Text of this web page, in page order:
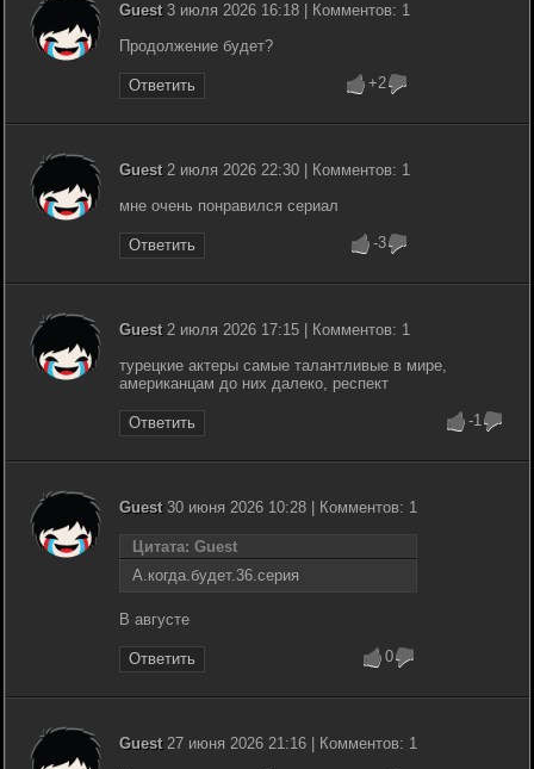
Guest3 июля 2026 16:18 | Комментов: 1
Продолжение будет?
Ответить +2
Guest2 июля 2026 22:30 | Комментов: 1
мне очень понравился сериал
Ответить -3
Guest2 июля 2026 17:15 | Комментов: 1
турецкие актеры самые талантливые в мире,
американцам до них далеко, респект
Ответить -1
Guest30 июня 2026 10:28 | Комментов: 1
Цитата: Guest
А.когда.будет.36.серия
В августе
Ответить 0
Guest27 июня 2026 21:16 | Комментов: 1